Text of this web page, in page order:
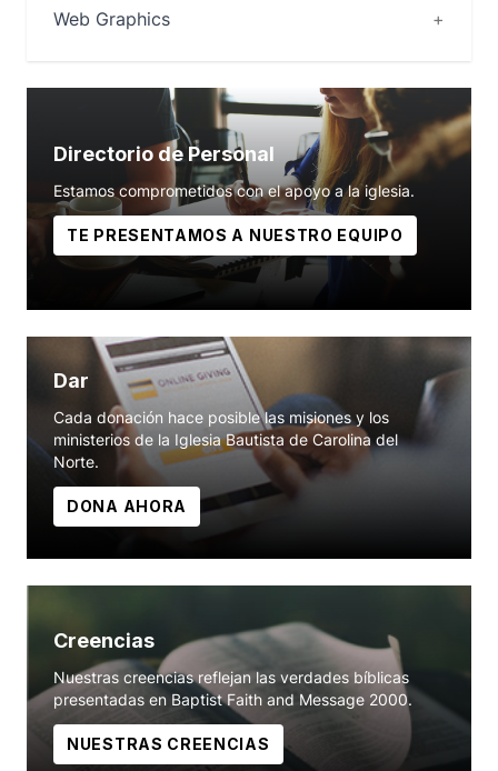
Web Graphics
Directorio de Personal
Estamos comprometidos con el apoyo a la iglesia.
TE PRESENTAMOS A NUESTRO EQUIPO
Dar
Cada donación hace posible las misiones y los
ministerios de la Iglesia Bautista de Carolina del
Norte.
DONA AHORA
Creencias
Nuestras creencias reflejan las verdades bíblicas
presentadas en Baptist Faith and Message 2000.
NUESTRAS CREENCIAS